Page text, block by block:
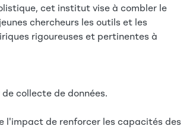
cet institut vise à combler le
chercheurs les outils et les
rigoureuses et pertinentes à
collecte de données.
l'impact de renforcer les capacités des